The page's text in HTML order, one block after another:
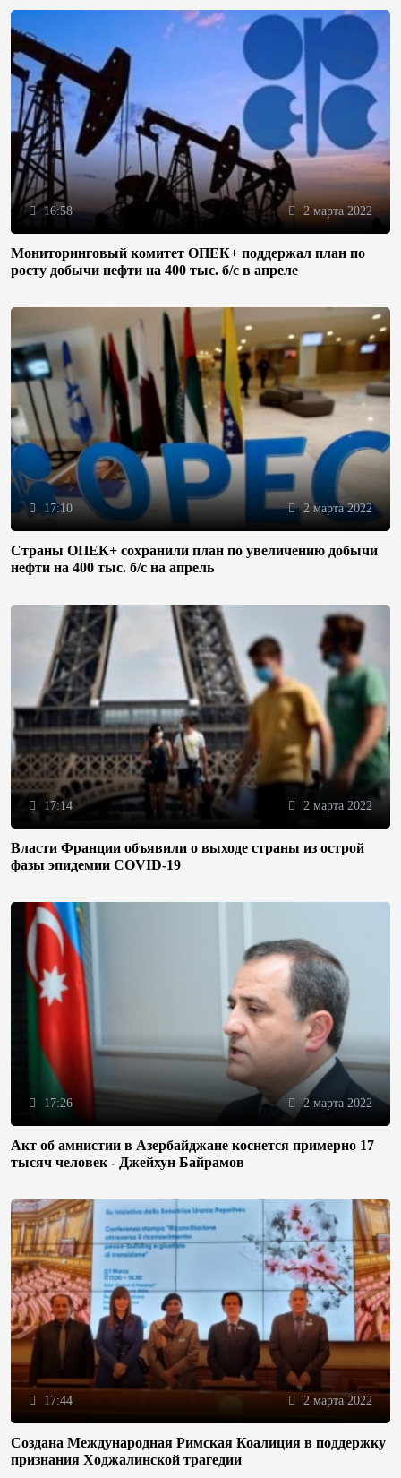
16:58 2 марта 2022
Мониторинговый комитет ОПЕК+ поддержал план по
росту добычи нефти на 400 тыс. б/с в апреле
17:10 2 марта 2022
Страны ОПЕК+ сохранили план по увеличению добычи
нефти на 400 тыс. б/с на апрель
17:14 2 марта 2022
Власти Франции объявили о выходе страны из острой
фазы эпидемии COVID-19
17:26 2 марта 2022
Акт об амнистии в Азербайджане коснется примерно 17
тысяч человек - Джейхун Байрамов
17:44 2 марта 2022
Создана Международная Римская Коалиция в поддержку
признания Ходжалинской трагедии